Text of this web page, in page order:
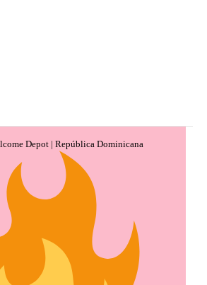
Depot | República Dominicana